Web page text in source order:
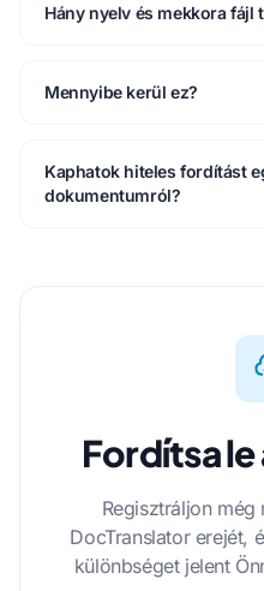
Hány nyelv és mekkora fájl
Mennyibe kerül ez?
Kaphatok hiteles fordítást
dokumentumról?
Fordítsa
Regisztráljon
DocTranslator erejét,
különbséget jelent